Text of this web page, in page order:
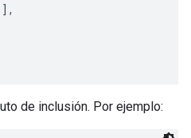
de inclusión. Por ejemplo: